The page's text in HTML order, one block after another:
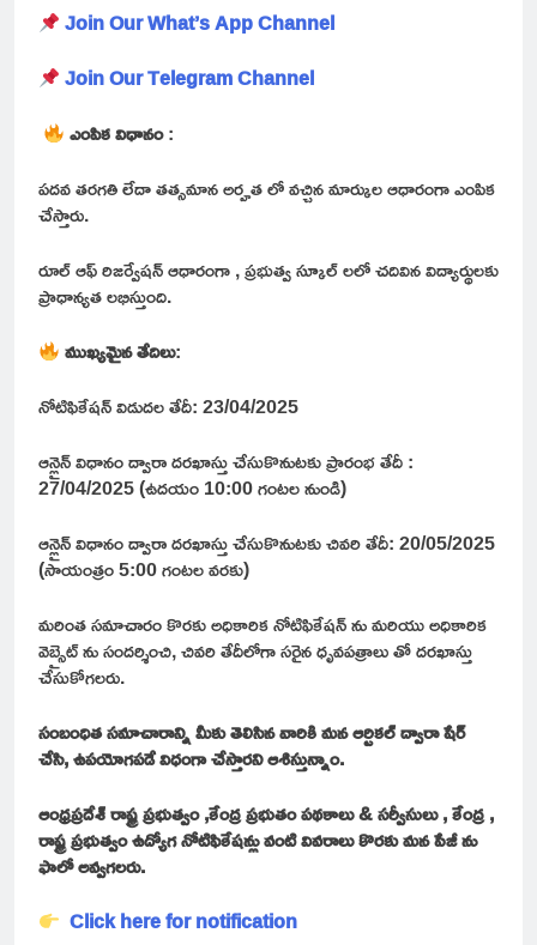
Join Our What’s App Channel
Join Our Telegram Channel
ఎంపిక విధానం:
పదవ తరగతి లేదా తత్సమాన అర్హత లో వచ్చిన మార్కుల ఆధారంగా ఎంపిక
చేస్తారు.
రూల్ ఆఫ్ రిజర్వేషన్ ఆధారంగా , ప్రభుత్వ స్కూల్ లలో చదివిన విద్యార్థులకు
ప్రాధాన్యత లభిస్తుంది.
ముఖ్యమైన తేదిలు:
నోటిఫికేషన్ విడుదల తేదీ: 23/04/2025
ఆన్లైన్ విధానం ద్వారా దరఖాస్తు చేసుకొనుటకు ప్రారంభ తేదీ :
27/04/2025 (ఉదయం 10:00 గంటల నుండి)
ఆన్లైన్ విధానం ద్వారా దరఖాస్తు చేసుకొనుటకు చివరి తేదీ: 20/05/2025
(సాయంత్రం 5:00 గంటల వరకు)
మరింత సమాచారం కొరకు అధికారిక నోటిఫికేషన్ ను మరియు అధికారిక
వెబ్సైట్ ను సందర్శించి, చివరి తేదీలోగా సరైన ధృవపత్రాలు తో దరఖాస్తు
చేసుకోగలరు.
సంబంధిత సమాచారాన్ని మీకు తెలిసిన వారికి మన ఆర్టికల్ ద్వారా షేర్
చేసి, ఉపయోగపడే విధంగా చేస్తారని ఆశిస్తున్నాం.
ఆంధ్రప్రదేశ్ రాష్ట్ర ప్రభుత్వం ,కేంద్ర ప్రభుతం పథకాలు & సర్వీసులు , కేంద్ర ,
రాష్ట్ర ప్రభుత్వం ఉద్యోగ నోటిఫికేషన్లు వంటి వివరాలు కొరకు మన పేజీ ను
ఫాలో అవ్వగలరు.
Click here for notification